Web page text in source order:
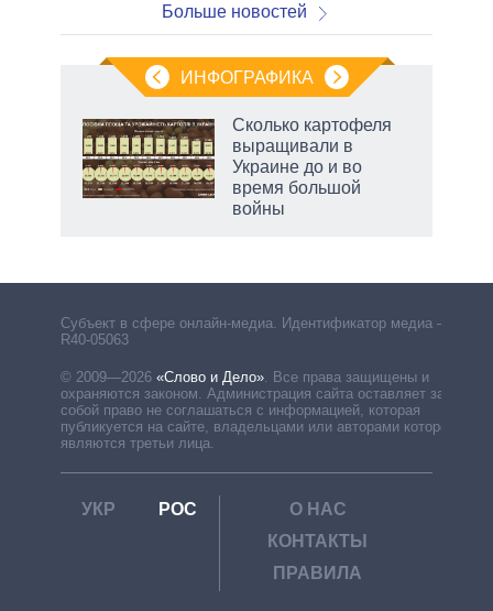
Больше новостей
ИНФОГРАФИКА
Сколько картофеля
выращивали в
Украине до и во
время большой
войны
Субъект в сфере онлайн-медиа. Идентификатор медиа –
R40-05063
© 2009—2026 «Слово и Дело». Все права защищены и
охраняются законом. Администрация сайта оставляет за
собой право не соглашаться с информацией, которая
публикуется на сайте, владельцами или авторами которой
являются третьи лица.
УКР РОС
О НАС
КОНТАКТЫ
ПРАВИЛА